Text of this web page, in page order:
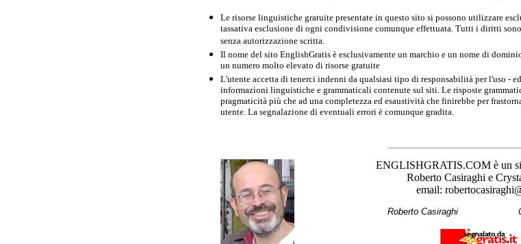
Le risorse linguistiche gratuite presentate in questo sito si possono utilizzare
tassativa esclusione di ogni condivisione comunque effettuata. Tutti i diritti
senza autorizzazione scritta.
Il nome del sito EnglishGratis è esclusivamente un marchio e un nome di
un numero molto elevato di risorse gratuite
L'utente accetta di tenerci indenni da qualsiasi tipo di responsabilità per l'uso -
informazioni linguistiche e grammaticali contenute sul siti. Le risposte
pragmaticità più che ad una completezza ed esaustività che finirebbe per
utente. La segnalazione di eventuali errori è comunque gradita.
ENGLISHGRATIS.COM è un
Roberto Casiraghi e
email:
Roberto Casiraghi